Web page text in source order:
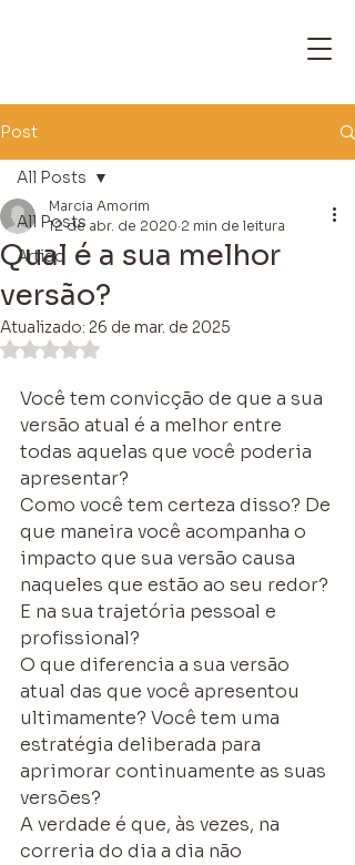
Post
All Posts
Artigo
All Posts
Qual é a sua melhor
versão?
Marcia Amorim
12 de abr. de 2020 2 min de leitura
Atualizado: 26 de mar. de 2025
Avaliado com NaN de 5 estrelas.
Você tem convicção de que a sua
versão atual é a melhor entre
todas aquelas que você poderia
apresentar?
Como você tem certeza disso? De
que maneira você acompanha o
impacto que sua versão causa
naqueles que estão ao seu redor?
E na sua trajetória pessoal e
profissional?
O que diferencia a sua versão
atual das que você apresentou
ultimamente? Você tem uma
estratégia deliberada para
aprimorar continuamente as suas
versões?
A verdade é que, às vezes, na
correria do dia a dia não